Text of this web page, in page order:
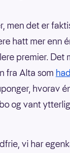
men det er
hatt mer enn
premier. Det
fra Alta som
hvorav
og vant
vi har